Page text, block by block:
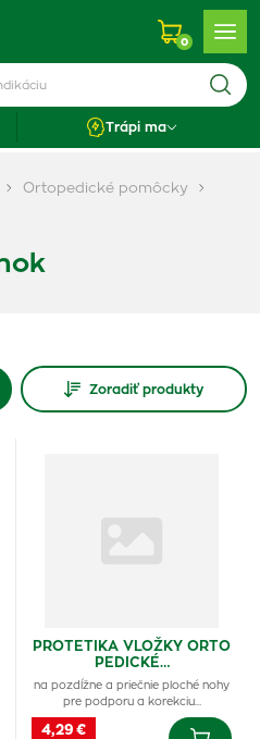
0
Trápi ma
Ortopedické pomôcky
Zoradiť produkty
PROTETIKA VLOŽKY ORTO
PEDICKÉ…
na pozdĺžne a priečnie ploché nohy
pre podporu a korekciu…
4,29 €